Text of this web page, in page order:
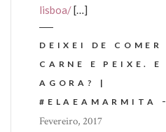
lisboa/[…]
DEIXEI DE COMER
CARNE E PEIXE. E
AGORA? |
#ELAEAMARMITA
-
Fevereiro, 2017